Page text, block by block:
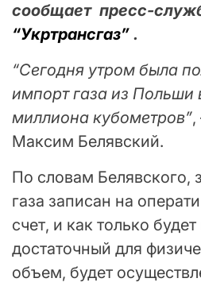
сообщает пресс-
“Укртрансгаз” .
“Сегодня утром была
импорт газа из Польши
миллиона кубометров”,
Максим Белявский.
По словам Белявского,
газа записан на
счет, и как только
достаточный для
объем, будет